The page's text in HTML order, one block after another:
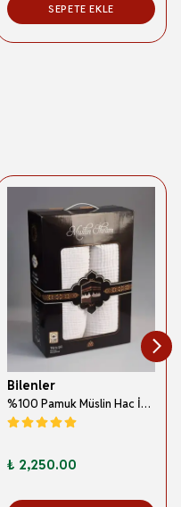
SEPETE EKLE
Bilenler
%100 Pamuk Müslin Hac İhramı – Hafif; Dikişsiz ve Antibakteriyel
₺ 2,250.00